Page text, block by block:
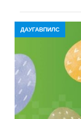
ДАУГАВПИЛС